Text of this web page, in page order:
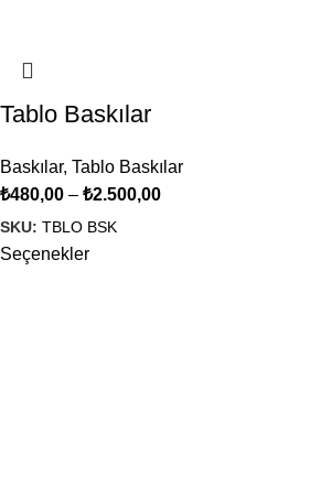
Tablo Baskılar
Baskılar, Tablo Baskılar
₺480,00 – ₺2.500,00
SKU: TBLO BSK
Seçenekler